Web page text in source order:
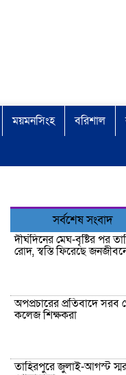
ময়মনসিংহ বরিশাল
সর্বশেষ সংবাদ
দীর্ঘদিনের মেঘ-বৃষ্টির পর
রোদ, স্বস্তি ফিরেছে
অপপ্রচারের প্রতিবাদে সরব
কলেজ শিক্ষকরা
তাহিরপুরে জুলাই-আগস্ট